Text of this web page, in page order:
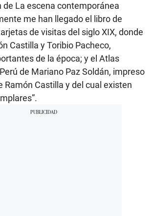
de La escena contemporánea
me han llegado el libro de
de visitas del siglo XIX, donde
Castilla y Toribio Pacheco,
de la época; y el Atlas
de Mariano Paz Soldán, impreso
Ramón Castilla y del cual existen